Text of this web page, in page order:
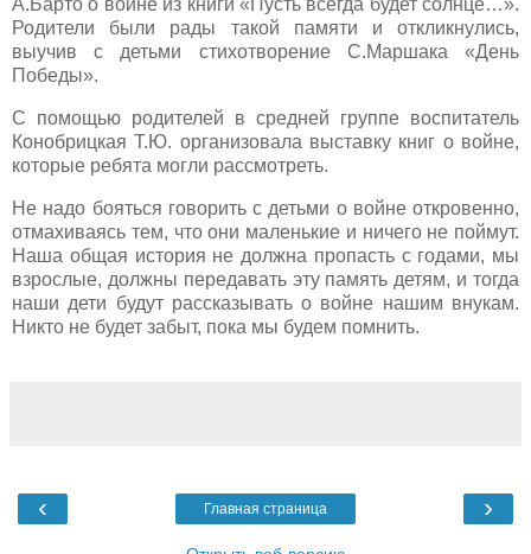
А.Барто о войне из книги «Пусть всегда будет солнце…».
Родители были рады такой памяти и откликнулись,
выучив с детьми стихотворение С.Маршака «День
Победы».
С помощью родителей в средней группе воспитатель
Конобрицкая Т.Ю. организовала выставку книг о войне,
которые ребята могли рассмотреть.
Не надо бояться говорить с детьми о войне откровенно,
отмахиваясь тем, что они маленькие и ничего не поймут.
Наша общая история не должна пропасть с годами, мы
взрослые, должны передавать эту память детям, и тогда
наши дети будут рассказывать о войне нашим внукам.
Никто не будет забыт, пока мы будем помнить.
‹ ›
Главная страница